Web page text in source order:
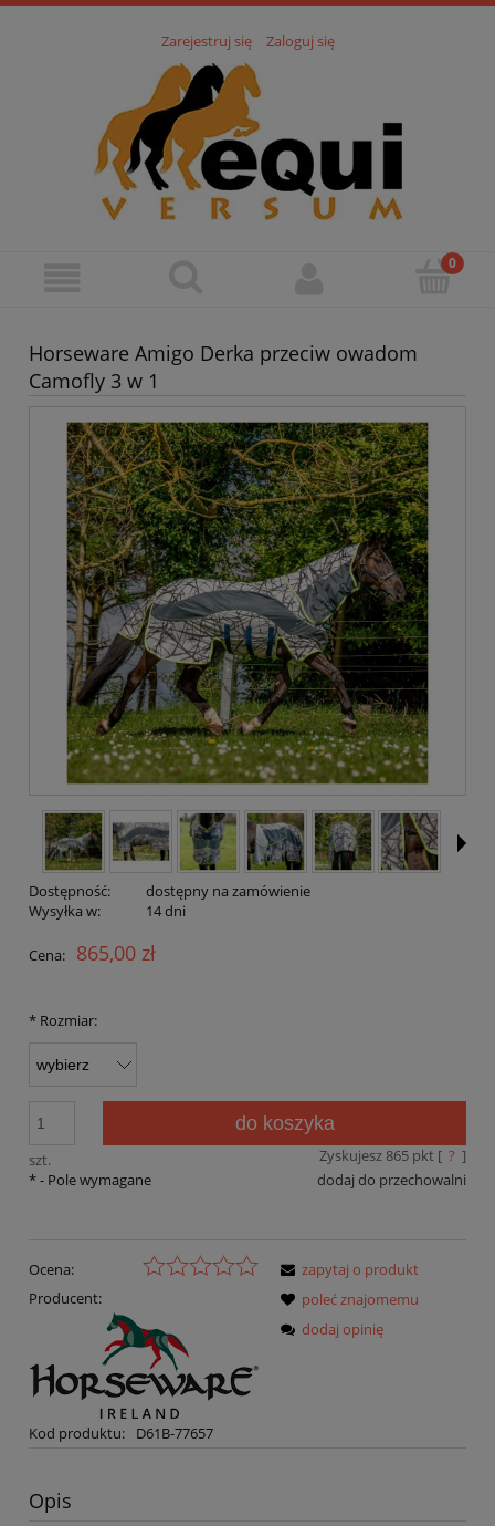
Zarejestruj się Zaloguj się
Horseware Amigo Derka przeciw owadom
Camofly 3 w 1
Dostępność:
dostępny na zamówienie
Wysyłka w:
14 dni
Cena: 865,00 zł
* Rozmiar:
szt.
do koszyka
Zyskujesz 865pkt [ ? ]
dodaj do przechowalni
*- Pole wymagane
Ocena:
Producent:
Kod produktu: D61B-77657
zapytaj o produkt
poleć znajomemu
dodaj opinię
Opis